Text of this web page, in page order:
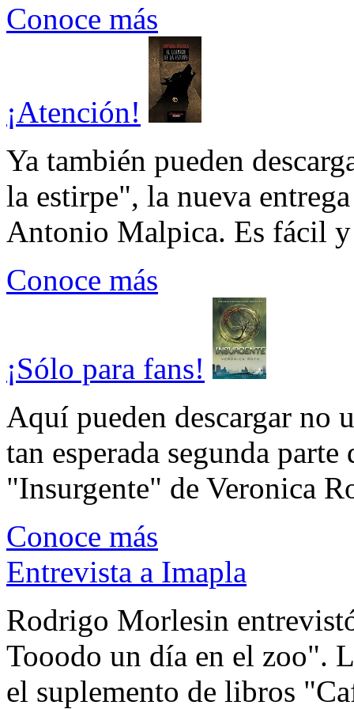
Conoce más
¡Atención!
Ya también pueden
la estirpe", la nueva
Antonio Malpica. Es fácil
Conoce más
¡Sólo para fans!
Aquí pueden descargar no
tan esperada segunda
"Insurgente" de Veronica
Conoce más
Entrevista a Imapla
Rodrigo Morlesin
Tooodo un día en el zoo".
el suplemento de libros